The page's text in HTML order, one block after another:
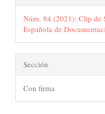
Núm. 84 (2021): Clip de
Española de
Sección
Con firma